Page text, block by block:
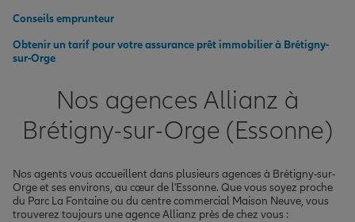
Conseils emprunteur
Obtenir un tarif pour votre assurance prêt immobilier à Brétigny-
sur-Orge
Nos agences Allianz à
Brétigny-sur-Orge (Essonne)
Nos agents vous accueillent dans plusieurs agences à Brétigny-sur-
Orge et ses environs, au cœur de l'Essonne. Que vous soyez proche
du Parc La Fontaine ou du centre commercial Maison Neuve, vous
trouverez toujours une agence Allianz près de chez vous :